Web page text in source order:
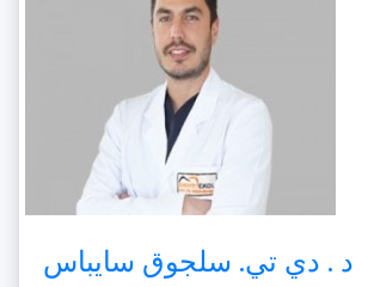
د . دي تي. سلجوق سايباس